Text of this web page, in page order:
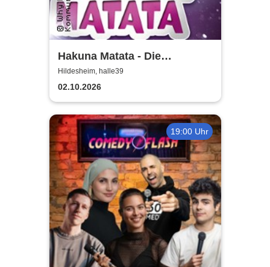
Hakuna Matata - Die
einzigartige große
Kindermusical-Gala
Hildesheim, halle39
02.10.2026
19:00 Uhr